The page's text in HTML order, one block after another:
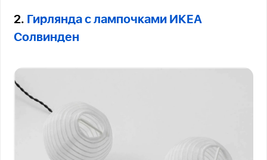
2. Гирлянда с лампочками ИКЕА
Солвинден